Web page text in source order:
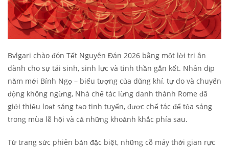
Bvlgari chào đón Tết Nguyên Đán 2026 bằng một lời tri ân
dành cho sự tái sinh, sinh lực và tinh thần gắn kết. Nhân dịp
năm mới Bính Ngọ – biểu tượng của dũng khí, tự do và chuyển
động không ngừng, Nhà chế tác lừng danh thành Rome đã
giới thiệu loạt sáng tạo tinh tuyển, được chế tác để tỏa sáng
trong mùa lễ hội và cả những khoảnh khắc phía sau.
Từ trang sức phiên bản đặc biệt, những cỗ máy thời gian rực